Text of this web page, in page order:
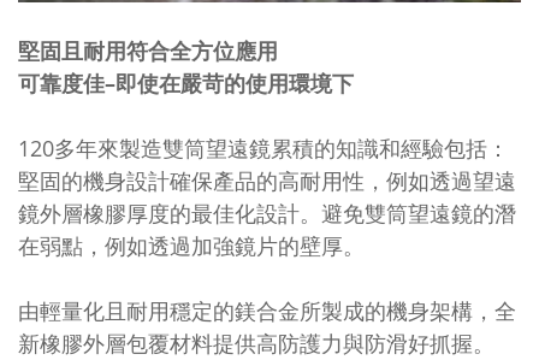
堅固且耐用符合全方位應用
可靠度佳–即使在嚴苛的使用環境下
120多年來製造雙筒望遠鏡累積的知識和經驗包括：
堅固的機身設計確保產品的高耐用性，例如透過望遠
鏡外層橡膠厚度的最佳化設計。避免雙筒望遠鏡的潛
在弱點，例如透過加強鏡片的壁厚。
由輕量化且耐用穩定的鎂合金所製成的機身架構，全
新橡膠外層包覆材料提供高防護力與防滑好抓握。